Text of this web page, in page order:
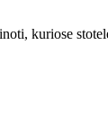
kuriose